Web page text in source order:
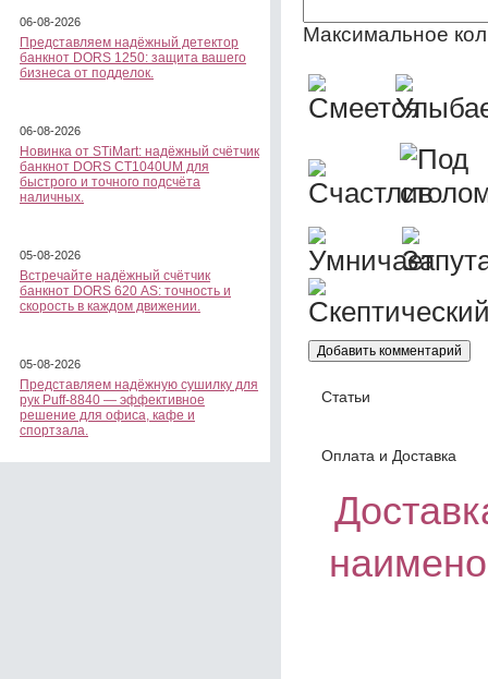
06-08-2026
Представляем надёжный детектор
банкнот DORS 1250: защита вашего
бизнеса от подделок.
06-08-2026
Новинка от STiMart: надёжный счётчик
банкнот DORS CT1040UM для
быстрого и точного подсчёта
наличных.
05-08-2026
Встречайте надёжный счётчик
банкнот DORS 620 АS: точность и
скорость в каждом движении.
05-08-2026
Представляем надёжную сушилку для
рук Puff-8840 — эффективное
решение для офиса, кафе и
спортзала.
Максимальное
Статьи
Оплата и Доставка